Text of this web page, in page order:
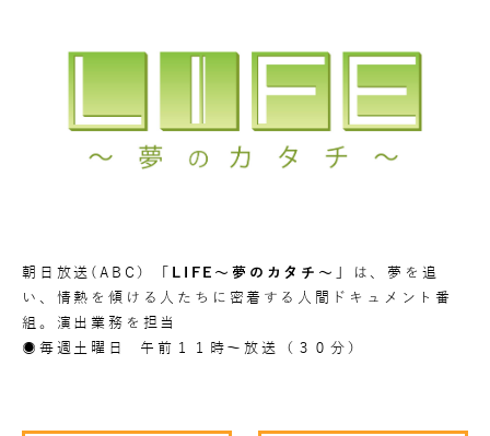
朝日放送(ABC） 「LIFE〜夢のカタチ〜」
は、夢を追
い、情熱を傾ける人たちに密着する人間ドキュメント番
組。演出業務を担当
◉毎週土曜日 午前１１時〜放送（３０分）